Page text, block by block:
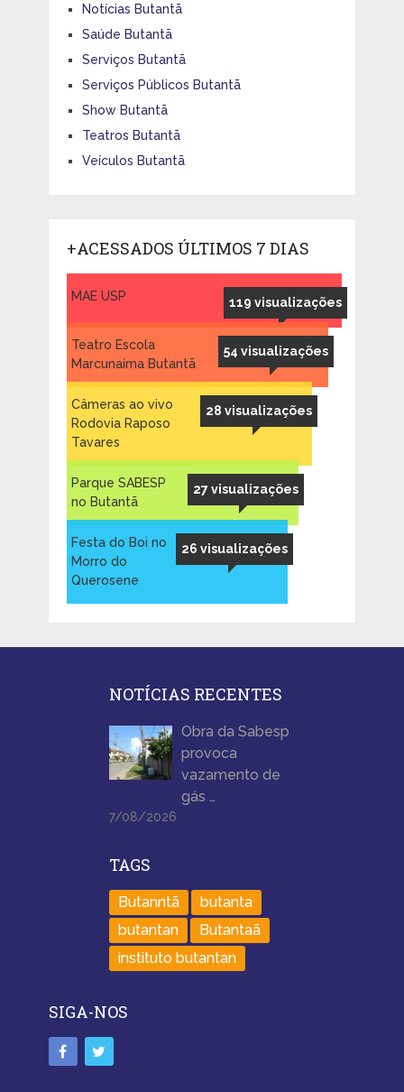
Notícias Butantã
Saúde Butantã
Serviços Butantã
Serviços Públicos Butantã
Show Butantã
Teatros Butantã
Veículos Butantã
+ACESSADOS ÚLTIMOS 7 DIAS
119 visualizações
MAE USP
54 visualizações
Teatro Escola
Marcunaíma Butantã
28 visualizações
Câmeras ao vivo
Rodovia Raposo
Tavares
27 visualizações
Parque SABESP
no Butantã
26 visualizações
Festa do Boi no
Morro do
Querosene
NOTÍCIAS RECENTES
Obra da Sabesp
provoca
vazamento de
gás …
7/08/2026
TAGS
Butanntã
butanta
butantan
Butantaã
instituto butantan
SIGA-NOS